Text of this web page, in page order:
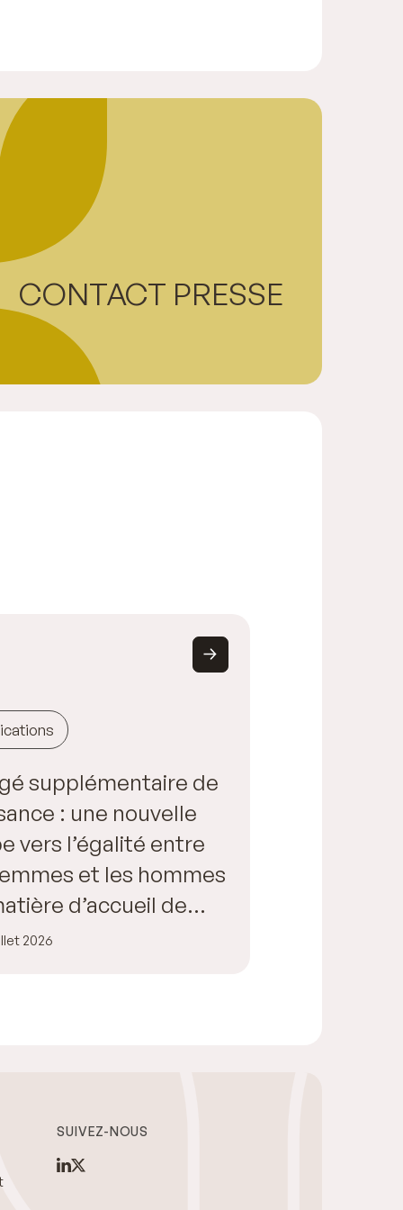
CONTACT PRESSE
supplémentaire de
: une nouvelle
vers l’égalité entre
et les hommes
d’accueil de
2026
SUIVEZ-NOUS